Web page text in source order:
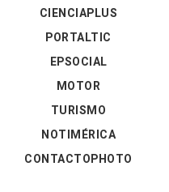
CIENCIAPLUS
PORTALTIC
EPSOCIAL
MOTOR
TURISMO
NOTIMÉRICA
CONTACTOPHOTO